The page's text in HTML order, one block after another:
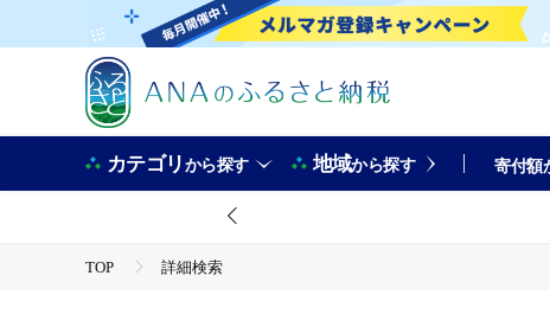
カテゴリから探す 地域から探す 寄付額
TOP 詳細検索